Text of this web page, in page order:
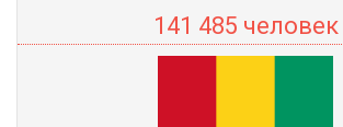
141 485 человек